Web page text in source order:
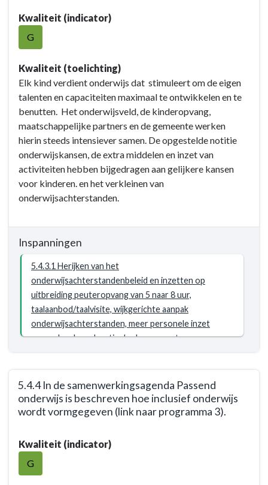
naar
navigatie
Opgave:
Kansrijk
Woerden
Resultaat
5.4.3
Onderwijsachterstanden
voor
kinderen
risico
hierop)
verkleind.
Kwaliteit (indicator)
G
Kwaliteit (toelichting)
Elk kind verdient onderwijs dat stimuleert om de eigen
talenten en capaciteiten maximaal te ontwikkelen en te
benutten. Het onderwijsveld, de kinderopvang,
maatschappelijke partners en de gemeente werken
hierin steeds intensiever samen. De opgestelde notitie
onderwijskansen, de extra middelen en inzet van
activiteiten hebben bijgedragen aan gelijkere kansen
voor kinderen. en het verkleinen van
onderwijsachterstanden.
Inspanningen
5.4.3.1 Herijken van het
onderwijsachterstandenbeleid en inzetten op
uitbreiding peuteropvang van 5 naar 8 uur,
taalaanbod/taalvisite, wijkgerichte aanpak
onderwijsachterstanden, meer personele inzet
voorschoolse educatie doelgroeppeuters.
5.4.4 In de samenwerkingsagenda Passend
onderwijs is beschreven hoe inclusief onderwijs
wordt vormgegeven (link naar programma 3).
naar
navigatie
Kwaliteit (indicator)
G